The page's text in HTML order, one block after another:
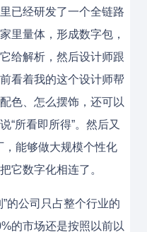
已经研发了一个全链路
里量体，形成数字包，
给解析，然后设计师跟
看着我的这个设计师帮
色、怎么摆饰，还可以
“所看即所得”。然后又
能够做大规模个性化
它数字化相连了。
的公司只占整个行业的
的市场还是按照以前以